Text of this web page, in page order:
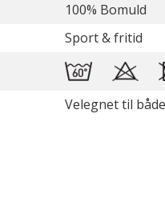
100% Bomuld
Sport & fritid
Velegnet til